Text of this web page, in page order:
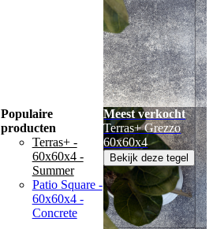
Populaire
producten
Terras+ -
60x60x4 -
Summer
Patio Square -
60x60x4 -
Concrete
Meest verkocht
Terras+ Grezzo
60x60x4
Bekijk deze tegel